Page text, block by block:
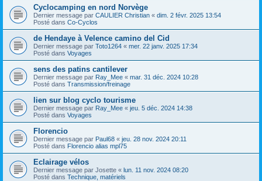
Cyclocamping en nord Norvège
Dernier message par CAULIER Christian « dim. 2 févr. 2025 13:54
Posté dans Co-Cyclos
de Hendaye à Velence camino del Cid
Dernier message par Toto1264 « mer. 22 janv. 2025 17:34
Posté dans Voyages
sens des patins cantilever
Dernier message par Ray_Mee « mar. 31 déc. 2024 10:28
Posté dans Transmission/freinage
lien sur blog cyclo tourisme
Dernier message par Ray_Mee « jeu. 5 déc. 2024 14:38
Posté dans Voyages
Florencio
Dernier message par Paul68 « jeu. 28 nov. 2024 20:11
Posté dans Florencio alias mpl75
Eclairage vélos
Dernier message par Josette « lun. 11 nov. 2024 08:20
Posté dans Technique, matériels